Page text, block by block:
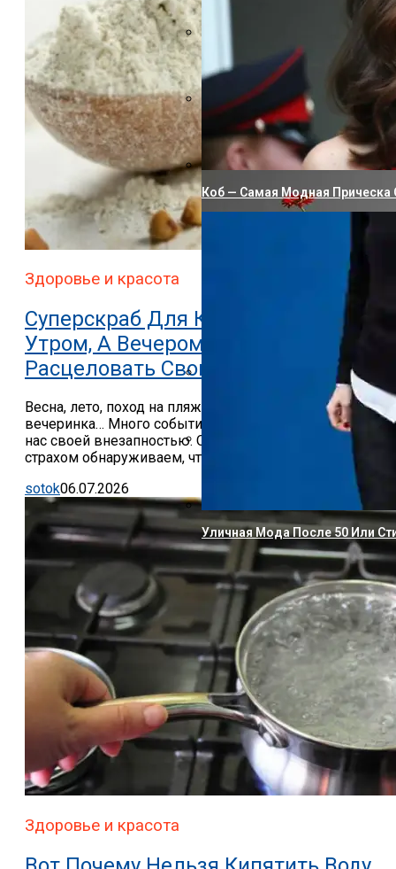
24 Признака Заболеваний По
10 Лучших Оберегов От Сглаза
9 Правил, Чтобы Твоя
Стильные Интерьерные
Коб — Самая Модная Прическа
Уличная Мода После 50 Или
Здоровье и красота
Суперскраб Для Кишечника. Пью
Утром, А Вечером Готова
Расцеловать Свои Весы
Весна, лето, поход на пляж или неожиданная
вечеринка… Много событий порой ошарашивают
нас своей внезапностью. Обычно накануне мы со
страхом обнаруживаем, что платье стало...
sotok06.07.2026
Здоровье и красота